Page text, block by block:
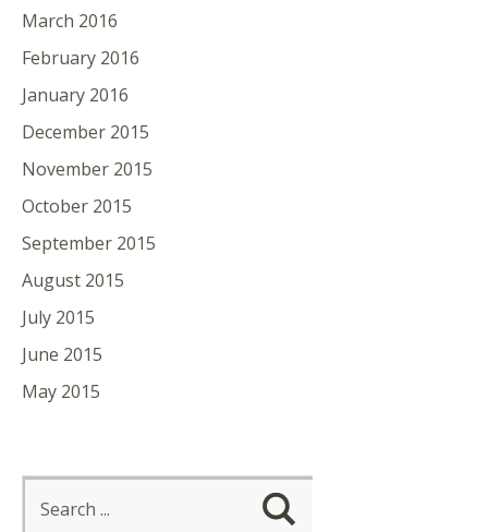
March 2016
February 2016
January 2016
December 2015
November 2015
October 2015
September 2015
August 2015
July 2015
June 2015
May 2015